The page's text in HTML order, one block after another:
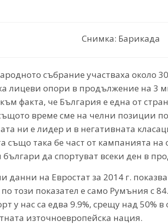
Снимка: Барикада
събрание участваха около
лицеви опори в продължение на 3
факта, че България е една от
време сме на челни позиции по
ни е лидер и в негативната
също така бе част от кампанията на
да спортуват всеки ден в
на Евростат за 2014 г.
този показател е само Румъния с
у нас са едва 9.9%, срещу над 50%
източноевропейска нация.